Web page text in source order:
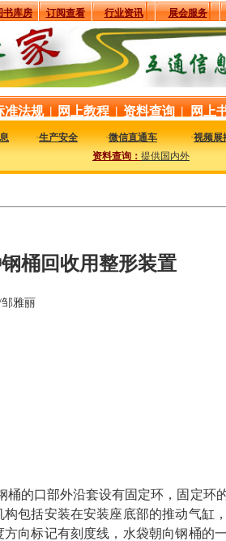
书库房 订阅查看 行业资讯 展会服务
准法规 | 网上教程 | 资料查询 | 网上
·生产安全 ·微信直通车 ·视频展
资料查询：提供国内外与钢桶包装
钢桶回收用整形装置
雅丽
的口部外沿套设有固定环，固定环
包括安装在安装座底部的推动气缸
向标记有刻度线，水袋朝向钢桶的